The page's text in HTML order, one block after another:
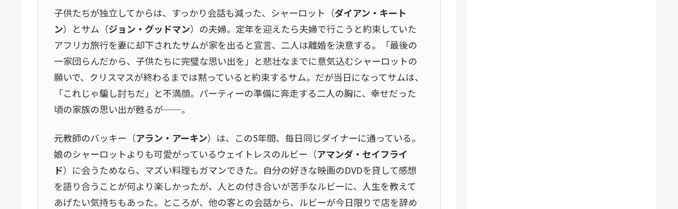
子供たちが独立してからは、すっかり会話も減った、シャーロット（ダイアン・キート
ン）とサム（ジョン・グッドマン）の夫婦。定年を迎えたら夫婦で行こうと約束していた
アフリカ旅行を妻に却下されたサムが家を出ると宣言、二人は離婚を決意する。「最後の
一家団らんだから、子供たちに完璧な思い出を」と悲壮なまでに意気込むシャーロットの
願いで、クリスマスが終わるまでは黙っていると約束するサム。だが当日になってサムは、
「これじゃ騙し討ちだ」と不満顔。パーティーの準備に奔走する二人の胸に、幸せだった
頃の家族の思い出が甦るが──。
元教師のバッキー（アラン・アーキン）は、この5年間、毎日同じダイナーに通っている。
娘のシャーロットよりも可愛がっているウェイトレスのルビー（アマンダ・セイフライ
ド）に会うためなら、マズい料理もガマンできた。自分の好きな映画のDVDを貸して感想
を語り合うことが何より楽しかったが、人との付き合いが苦手なルビーに、人生を教えて
あげたい気持ちもあった。ところが、他の客との会話から、ルビーが今日限りで店を辞め